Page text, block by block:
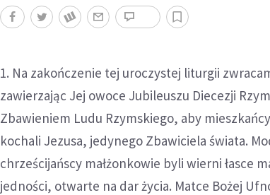
1. Na zakończenie tej uroczystej liturgii
zawierzając Jej owoce Jubileuszu Diecezji
Zbawieniem Ludu Rzymskiego, aby
kochali Jezusa, jedynego Zbawiciela świata.
chrześcijańscy małżonkowie byli wierni łasce
jedności, otwarte na dar życia. Matce Bożej